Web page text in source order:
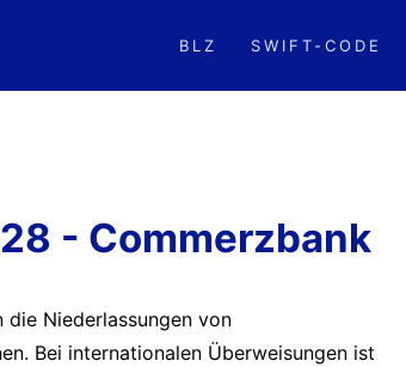
BLZ SWIFT-CODE
- Commerzbank
die Niederlassungen von
Bei internationalen Überweisungen ist